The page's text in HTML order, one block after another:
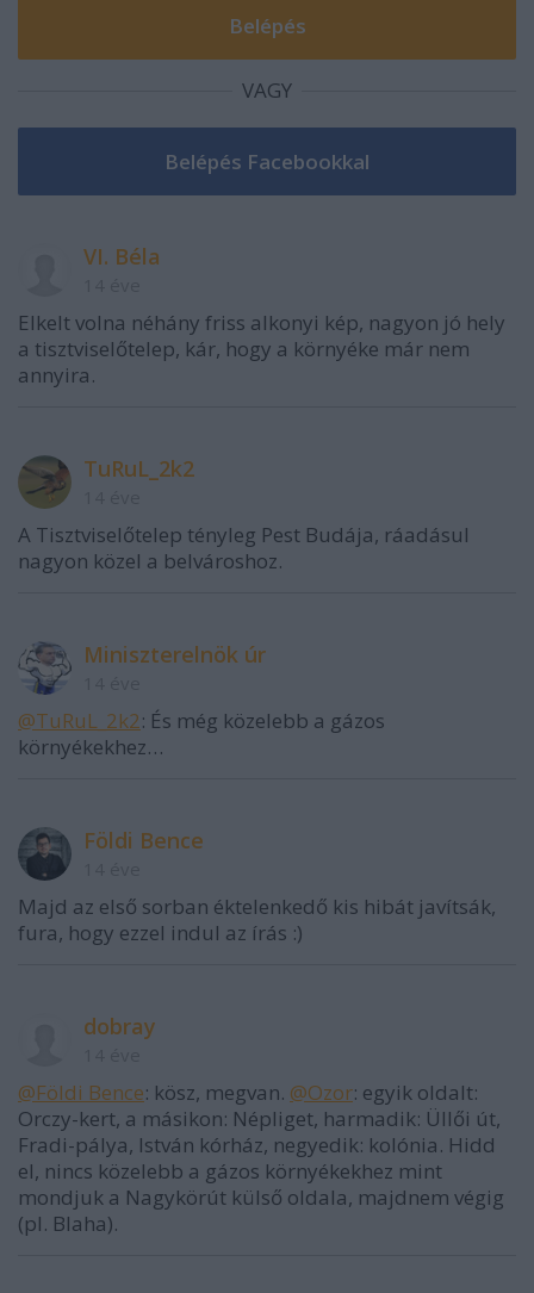
VAGY
VI. Béla
Elkelt volna néhány friss alkonyi kép, nagyon jó hely
a tisztviselőtelep, kár, hogy a környéke már nem
annyira.
TuRuL_2k2
A Tisztviselőtelep tényleg Pest Budája, ráadásul
nagyon közel a belvároshoz.
Miniszterelnök úr
@TuRuL_2k2: És még közelebb a gázos
környékekhez…
Földi Bence
Majd az első sorban éktelenkedő kis hibát javítsák,
fura, hogy ezzel indul az írás :)
dobray
@Földi Bence: kösz, megvan. @Ozor: egyik oldalt:
Orczy-kert, a másikon: Népliget, harmadik: Üllői út,
Fradi-pálya, István kórház, negyedik: kolónia. Hidd
el, nincs közelebb a gázos környékekhez mint
mondjuk a Nagykörút külső oldala, majdnem végig
(pl. Blaha).